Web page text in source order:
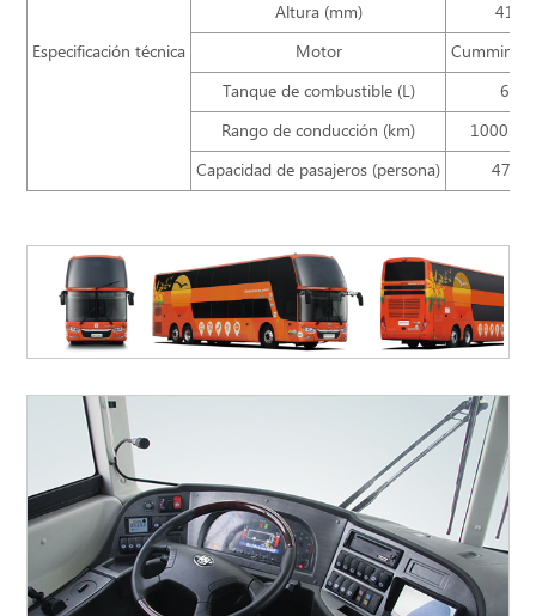
Especificación técnica
Altura (mm)
4170
Motor
Cummins/
Tanque de combustible (L)
600
Rango de conducción (km)
Capacidad de pasajeros (persona)
47/67